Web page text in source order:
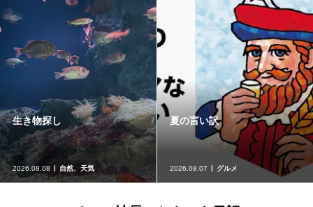
パチンコ店での外国人留学生
就労
2026.08.07 パチンコ業界関係
麻布十番『まつ勘』
2026.08.05 グルメ